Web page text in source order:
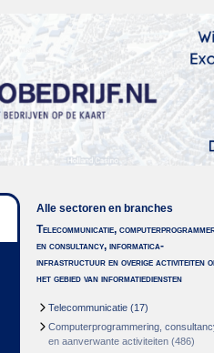
Alle sectoren en branches
Telecommunicatie,
en consultancy, informatica-
infrastructuur en overige activiteiten
het gebied van informatiediensten
Telecommunicatie (17)
Computerprogrammering,
en aanverwante activiteiten (486)